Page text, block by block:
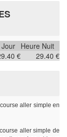
Heure Nuit
€ 29.40 €
aller simple en
aller simple de